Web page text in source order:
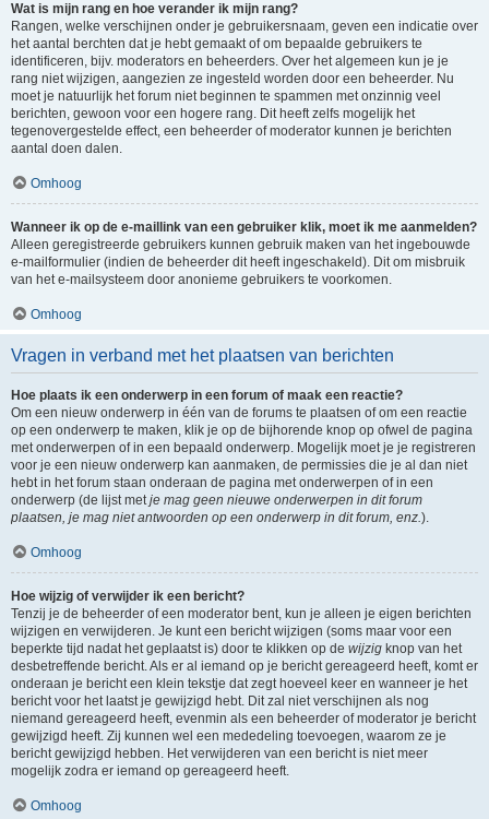
Wat is mijn rang en hoe verander ik mijn rang?
Rangen, welke verschijnen onder je gebruikersnaam, geven een indicatie over
het aantal berchten dat je hebt gemaakt of om bepaalde gebruikers te
identificeren, bijv. moderators en beheerders. Over het algemeen kun je je
rang niet wijzigen, aangezien ze ingesteld worden door een beheerder. Nu
moet je natuurlijk het forum niet beginnen te spammen met onzinnig veel
berichten, gewoon voor een hogere rang. Dit heeft zelfs mogelijk het
tegenovergestelde effect, een beheerder of moderator kunnen je berichten
aantal doen dalen.
Omhoog
Wanneer ik op de e-maillink van een gebruiker klik, moet ik me aanmelden?
Alleen geregistreerde gebruikers kunnen gebruik maken van het ingebouwde
e-mailformulier (indien de beheerder dit heeft ingeschakeld). Dit om misbruik
van het e-mailsysteem door anonieme gebruikers te voorkomen.
Omhoog
Vragen in verband met het plaatsen van berichten
Hoe plaats ik een onderwerp in een forum of maak een reactie?
Om een nieuw onderwerp in één van de forums te plaatsen of om een reactie
op een onderwerp te maken, klik je op de bijhorende knop op ofwel de pagina
met onderwerpen of in een bepaald onderwerp. Mogelijk moet je je registreren
voor je een nieuw onderwerp kan aanmaken, de permissies die je al dan niet
hebt in het forum staan onderaan de pagina met onderwerpen of in een
onderwerp (de lijst metje mag geen nieuwe onderwerpen in dit forum
plaatsen, je mag niet antwoorden op een onderwerp in dit forum, enz.).
Omhoog
Hoe wijzig of verwijder ik een bericht?
Tenzij je de beheerder of een moderator bent, kun je alleen je eigen berichten
wijzigen en verwijderen. Je kunt een bericht wijzigen (soms maar voor een
beperkte tijd nadat het geplaatst is) door te klikken op de wijzig knop van het
desbetreffende bericht. Als er al iemand op je bericht gereageerd heeft, komt er
onderaan je bericht een klein tekstje dat zegt hoeveel keer en wanneer je het
bericht voor het laatst je gewijzigd hebt. Dit zal niet verschijnen als nog
niemand gereageerd heeft, evenmin als een beheerder of moderator je bericht
gewijzigd heeft. Zij kunnen wel een mededeling toevoegen, waarom ze je
bericht gewijzigd hebben. Het verwijderen van een bericht is niet meer
mogelijk zodra er iemand op gereageerd heeft.
Omhoog